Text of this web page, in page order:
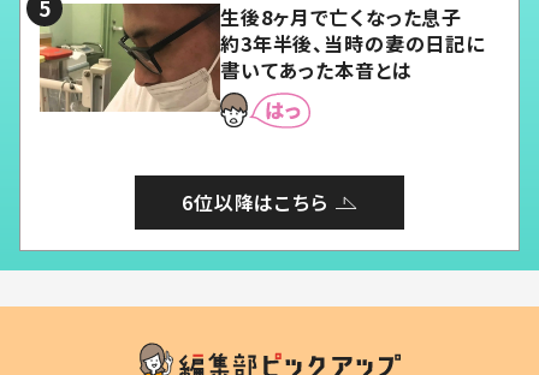
生後8ヶ月で亡くなった息子
約3年半後、当時の妻の日記に
書いてあった本音とは
6位以降はこちら